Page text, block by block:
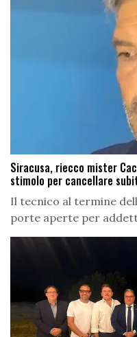
Siracusa, riecco mister
stimolo per cancellare
Il tecnico al termine
porte aperte per